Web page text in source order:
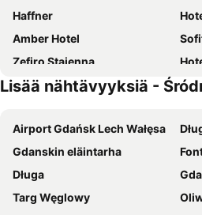
Haffner
Amber Hotel
Zefiro Stajenna
Mercure Gdansk Posejdon
Hampton by Hilton Gdansk Airport
Novotel Gdansk Marina
Sopot Marriott Resort & Spa
Rezydent Hotel Sopot - MGallery Collection
Lisää nähtävyyksiä -
Airport Gdańsk Lech Wałęsa
Gdanskin eläintarha
Długa
Targ Węglowy